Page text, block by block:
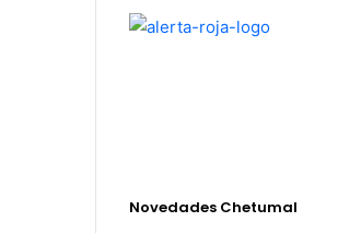
Novedades Chetumal